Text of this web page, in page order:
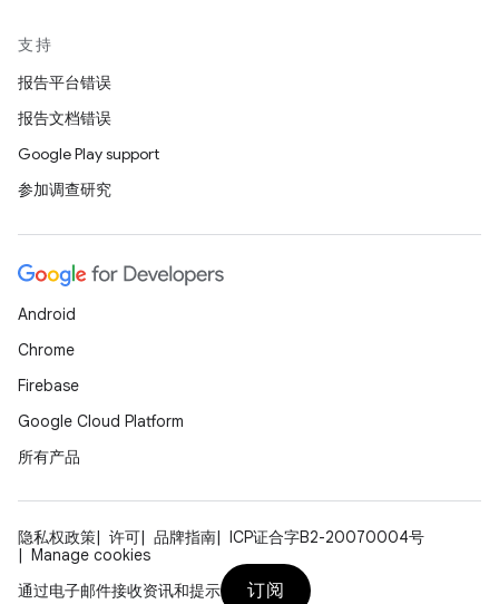
支持
报告平台错误
报告文档错误
Google Play support
参加调查研究
Android
Chrome
Firebase
Google Cloud Platform
所有产品
隐私权政策 许可 品牌指南
ICP证合字B2-20070004号
Manage cookies
通过电子邮件接收资讯和提示
订阅